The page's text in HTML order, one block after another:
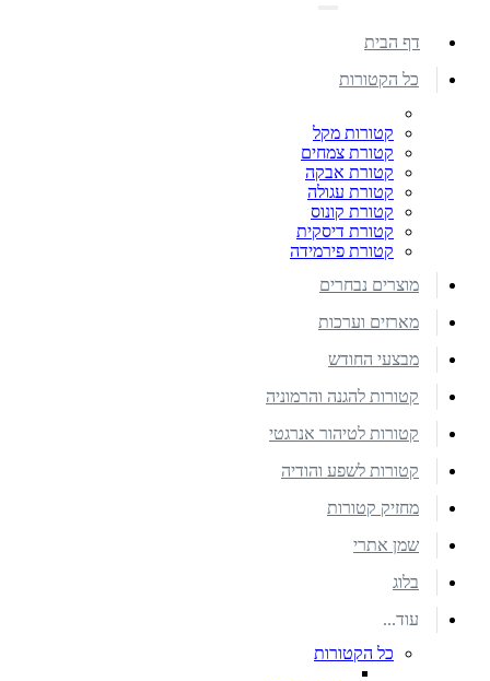
דף הבית
כל הקטורות
קטורות מקל
קטורת צמחים
קטורת אבקה
קטורת עגולה
קטורת קונוס
קטורת דיסקית
קטורת פירמידה
מוצרים נבחרים
מארזים וערכות
מבצעי החודש
קטורות להגנה והרמוניה
קטורות לטיהור אנרגטי
קטורות לשפע והודיה
מחזיק קטורות
שמן אתרי
בלוג
עוד...
כל הקטורות